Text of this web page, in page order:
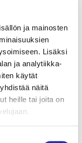
ja mainosten
Lisäksi
ja analytiikka-
käytät
näitä
heille tai joita on
–